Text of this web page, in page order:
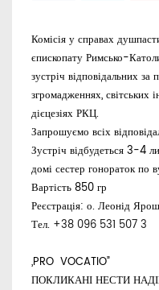
Комісія у справах
єпископату Римсько-
зустріч відповідальних
згромадженнях, світських
дієцезіях РКЦ.
Запрошуємо всіх
Зустріч відбудеться 3-4
домі сестер гонораток по
Вартість 850 гр
Реєстрація: о. Леонід
Тел. +38 096 531 507 3
„PRO VOCATIO”
ПОКЛИКАНІ НЕСТИ